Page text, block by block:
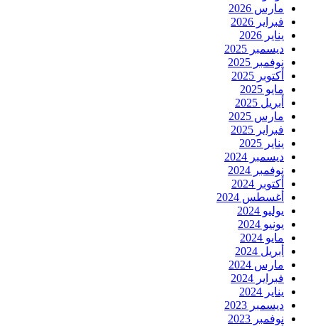
مارس 2026
فبراير 2026
يناير 2026
ديسمبر 2025
نوفمبر 2025
أكتوبر 2025
مايو 2025
أبريل 2025
مارس 2025
فبراير 2025
يناير 2025
ديسمبر 2024
نوفمبر 2024
أكتوبر 2024
أغسطس 2024
يوليو 2024
يونيو 2024
مايو 2024
أبريل 2024
مارس 2024
فبراير 2024
يناير 2024
ديسمبر 2023
نوفمبر 2023